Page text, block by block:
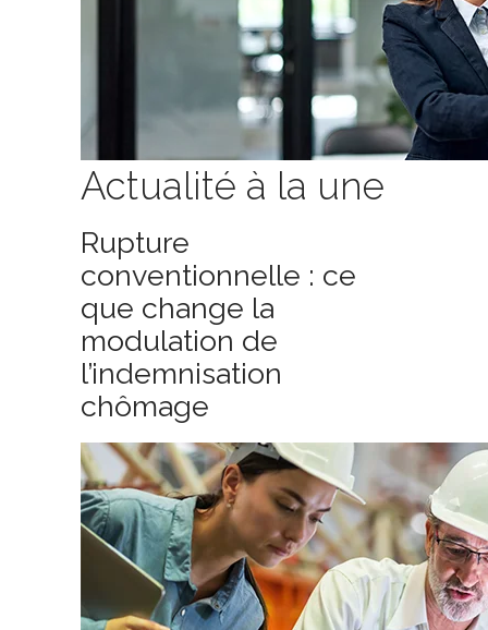
Actualité à la une
Rupture
conventionnelle : ce
que change la
modulation de
l’indemnisation
chômage